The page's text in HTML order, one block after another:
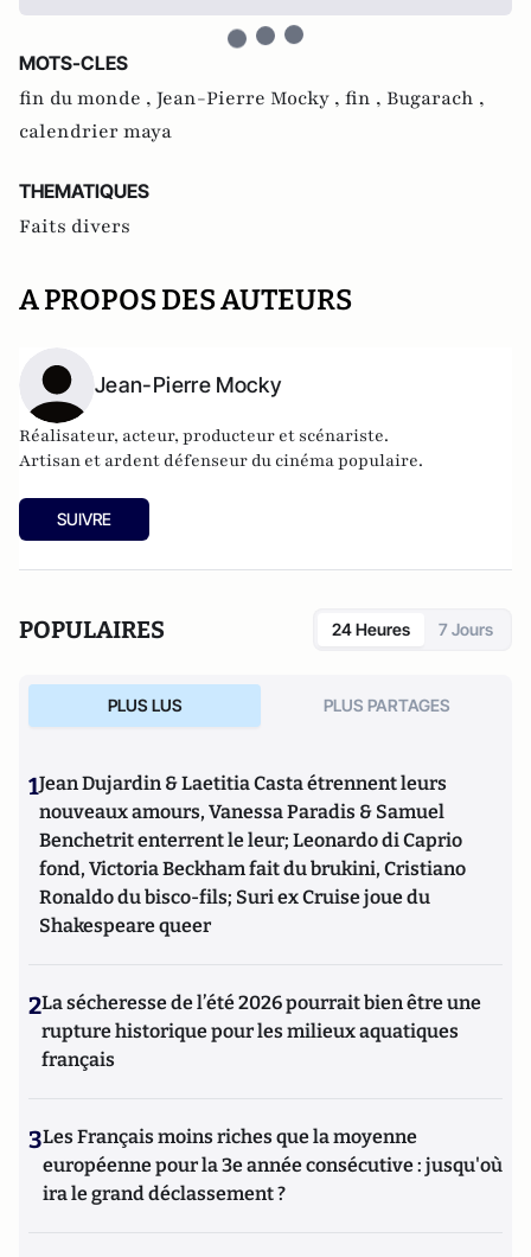
MOTS-CLES
fin du monde , Jean-Pierre Mocky , fin , Bugarach ,
calendrier maya
THEMATIQUES
Faits divers
A PROPOS DES AUTEURS
Jean-Pierre Mocky
Réalisateur, acteur, producteur et scénariste.
Artisan et ardent défenseur du cinéma populaire.
SUIVRE
POPULAIRES 24 Heures 7 Jours
PLUS LUS PLUS PARTAGES
1Jean Dujardin & Laetitia Casta étrennent leurs
nouveaux amours, Vanessa Paradis & Samuel
Benchetrit enterrent le leur; Leonardo di Caprio
fond, Victoria Beckham fait du brukini, Cristiano
Ronaldo du bisco-fils; Suri ex Cruise joue du
Shakespeare queer
2La sécheresse de l’été 2026 pourrait bien être une
rupture historique pour les milieux aquatiques
français
3Les Français moins riches que la moyenne
européenne pour la 3e année consécutive : jusqu'où
ira le grand déclassement ?